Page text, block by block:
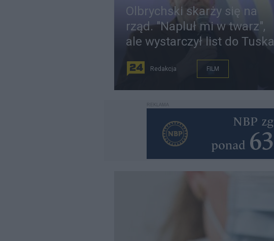
Olbrychski skarży się na
rząd. "Napluł mi w twarz",
ale wystarczył list do Tuska
Redakcja FILM